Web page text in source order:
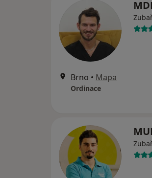
Brno • Mapa
Ordinace